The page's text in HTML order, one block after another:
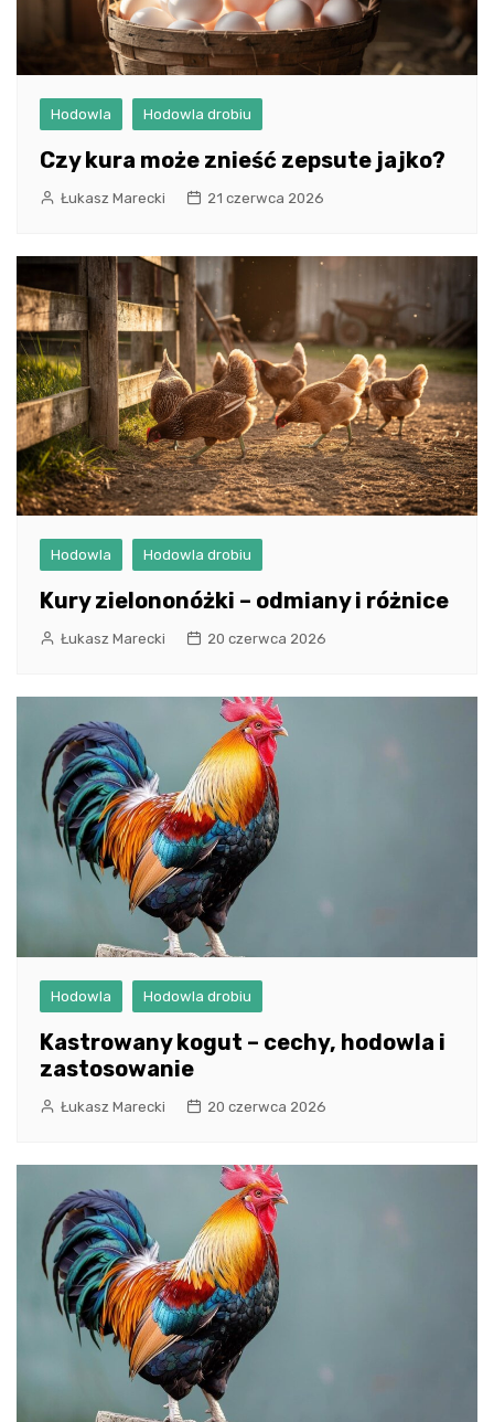
Hodowla Hodowla drobiu
Czy kura może znieść zepsute jajko?
Łukasz Marecki 21 czerwca 2026
Hodowla Hodowla drobiu
Kury zielononóżki – odmiany i różnice
Łukasz Marecki 20 czerwca 2026
Hodowla Hodowla drobiu
Kastrowany kogut – cechy, hodowla i
zastosowanie
Łukasz Marecki 20 czerwca 2026